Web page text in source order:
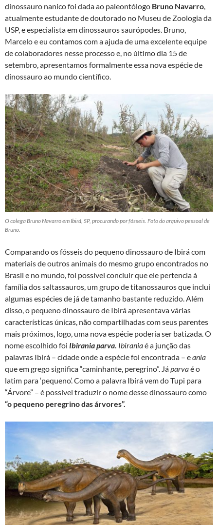
dinossauro nanico foi dada ao paleontólogo Bruno Navarro,
atualmente estudante de doutorado no Museu de Zoologia da
USP, e especialista em dinossauros saurópodes. Bruno,
Marcelo e eu contamos com a ajuda de uma excelente equipe
de colaboradores nesse processo e, no último dia 15 de
setembro, apresentamos formalmente essa nova espécie de
dinossauro ao mundo científico.
O colega Bruno Navarro em Ibirá, SP, procurando por fósseis. Foto do arquivo pessoal de
Bruno.
Comparando os fósseis do pequeno dinossauro de Ibirá com
materiais de outros animais do mesmo grupo encontrados no
Brasil e no mundo, foi possível concluir que ele pertencia à
família dos saltassauros, um grupo de titanossauros que inclui
algumas espécies de já de tamanho bastante reduzido. Além
disso, o pequeno dinossauro de Ibirá apresentava várias
características únicas, não compartilhadas com seus parentes
mais próximos, logo, uma nova espécie poderia ser batizada. O
nome escolhido foi Ibirania parva Ibiraniaé a junção das
palavras Ibirá – cidade onde a espécie foi encontrada – eania
que em grego significa “caminhante, peregrino”. Jáparvaé o
latim para ‘pequeno’. Como a palavra Ibirá vem do Tupi para
“Árvore” – é possível traduzir o nome desse dinossauro como
“o pequeno peregrino das árvores”.